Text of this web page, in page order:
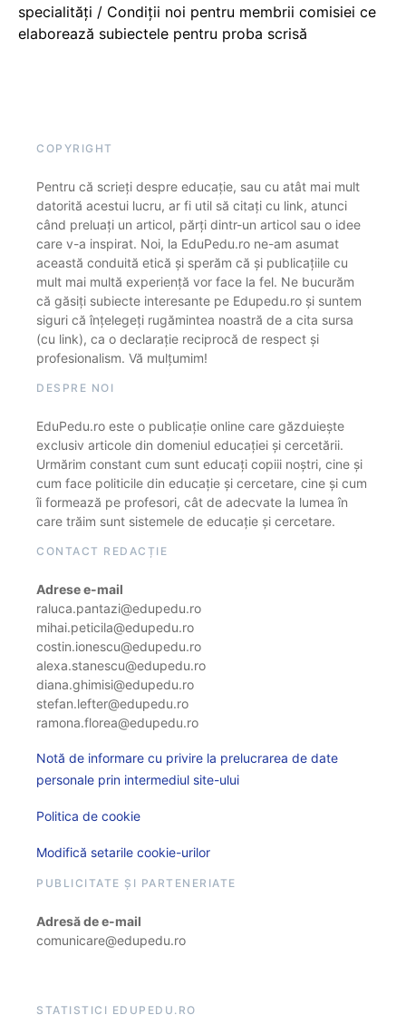
specialități / Condiții noi pentru membrii comisiei ce
elaborează subiectele pentru proba scrisă
COPYRIGHT
Pentru că scrieți despre educație, sau cu atât mai mult
datorită acestui lucru, ar fi util să citați cu link, atunci
când preluați un articol, părți dintr-un articol sau o idee
care v-a inspirat. Noi, la EduPedu.ro ne-am asumat
această conduită etică și sperăm că și publicațiile cu
mult mai multă experiență vor face la fel. Ne bucurăm
că găsiți subiecte interesante pe Edupedu.ro și suntem
siguri că înțelegeți rugămintea noastră de a cita sursa
(cu link), ca o declarație reciprocă de respect și
profesionalism. Vă mulțumim!
DESPRE NOI
EduPedu.ro este o publicație online care găzduiește
exclusiv articole din domeniul educației și cercetării.
Urmărim constant cum sunt educați copiii noștri, cine și
cum face politicile din educație și cercetare, cine și cum
îi formează pe profesori, cât de adecvate la lumea în
care trăim sunt sistemele de educație și cercetare.
CONTACT REDACȚIE
Adrese e-mail
raluca.pantazi@edupedu.ro
mihai.peticila@edupedu.ro
costin.ionescu@edupedu.ro
alexa.stanescu@edupedu.ro
diana.ghimisi@edupedu.ro
stefan.lefter@edupedu.ro
ramona.florea@edupedu.ro
Notă de informare cu privire la prelucrarea de date
personale prin intermediul site-ului
Politica de cookie
Modifică setarile cookie-urilor
PUBLICITATE ȘI PARTENERIATE
Adresă de e-mail
comunicare@edupedu.ro
STATISTICI EDUPEDU.RO